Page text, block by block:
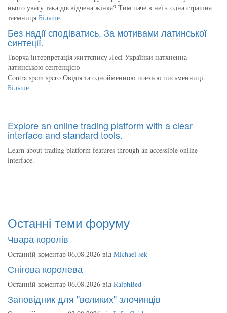
нього увагу така досвідчена жінка? Тим паче в неї є одна страшна
таємниця Більше
Без надії сподіватись. За мотивами латинської
синтеції.
Творча інтерпретація життєпису Лесі Українки натхненна
латинською сентенцією
Contra spem spero Овідія та однойменною поезією письменниці.
Більше
Explore an online trading platform with a clear
interface and standard tools.
Learn about trading platform features through an accessible online
interface.
Останні теми форуму
Чвара королів
Останній коментар 06.08.2026 від Michael sek
Снігова королева
Останній коментар 06.08.2026 від RalphBed
Заповідник для "великих" злочинців